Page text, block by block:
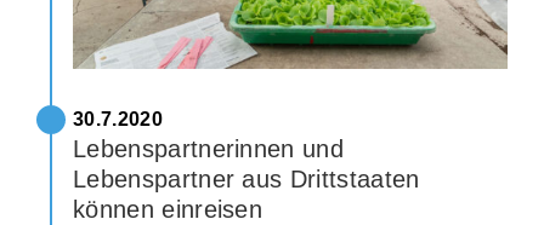
30.7.2020
Lebenspartnerinnen und
Lebenspartner aus Drittstaaten
können einreisen